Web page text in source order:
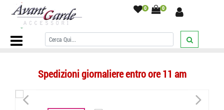
0 0
Home Page/BRETELLE/Bretelle uomo grigie fantasia trend asole in
pelle e bottoni made Italy
Spedizioni giornaliere entro ore 11 am
< >